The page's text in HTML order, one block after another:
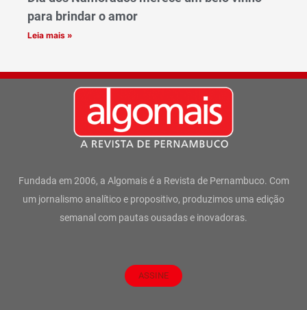
para brindar o amor
Leia mais »
Fundada em 2006, a Algomais é a Revista de Pernambuco. Com
um jornalismo analítico e propositivo, produzimos uma edição
semanal com pautas ousadas e inovadoras.
ASSINE